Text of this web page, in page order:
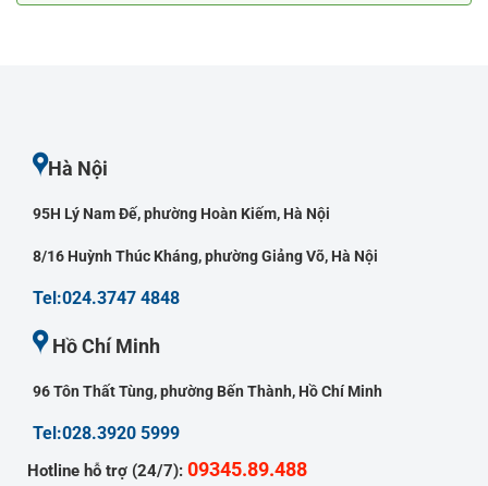
Hà Nội
95H Lý Nam Đế, phường Hoàn Kiếm, Hà Nội
8/16 Huỳnh Thúc Kháng, phường Giảng Võ, Hà Nội
Tel:024.3747 4848
Hồ Chí Minh
96 Tôn Thất Tùng, phường Bến Thành, Hồ Chí Minh
Tel:028.3920 5999
Hotline hỗ trợ (24/7): 09345.89.488